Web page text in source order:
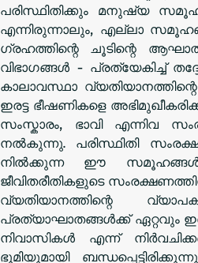
പരിസ്ഥിതിക്കും മനുഷ്യ
എന്നിരുന്നാലും, എല്ലാ
ഗ്രഹത്തിന്റെ ചൂടിന്റെ
വിഭാഗങ്ങൾ - പ്രത്യേകിച്ച്
കാലാവസ്ഥാ
ഇരട്ട ഭീഷണികളെ
സംസ്കാരം, ഭാവി എന്നിവ
നൽകുന്നു. പരിസ്ഥിതി
നിൽക്കുന്ന ഈ സമൂഹങ്ങൾ
ജീവിതരീതികളുടെ
വ്യതിയാനത്തിന്റെ
പ്രത്യാഘാതങ്ങൾക്ക് ഏറ്റവും
നിവാസികൾ എന്ന്
ഭൂമിയുമായി